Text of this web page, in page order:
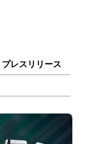
プレスリリース